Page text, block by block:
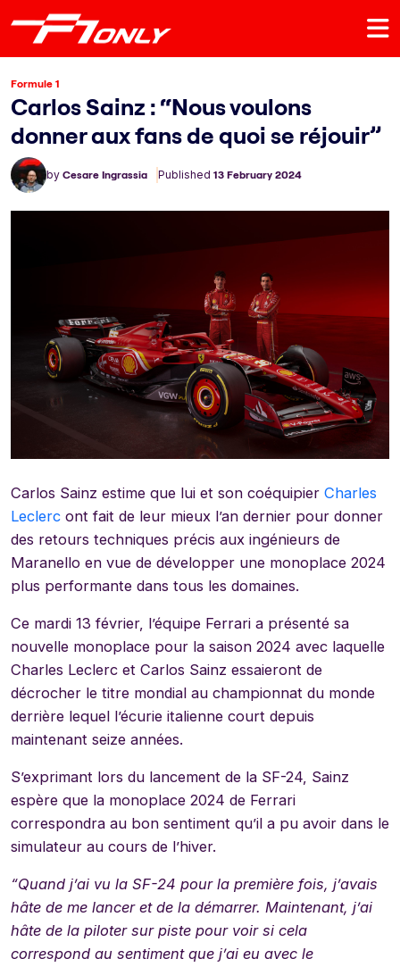
Formule 1
Carlos Sainz : “Nous voulons
donner aux fans de quoi se réjouir”
by Cesare Ingrassia Published 13 February 2024
Carlos Sainz estime que lui et son coéquipier Charles
Leclerc ont fait de leur mieux l’an dernier pour donner
des retours techniques précis aux ingénieurs de
Maranello en vue de développer une monoplace 2024
plus performante dans tous les domaines.
Ce mardi 13 février, l’équipe Ferrari a présenté sa
nouvelle monoplace pour la saison 2024 avec laquelle
Charles Leclerc et Carlos Sainz essaieront de
décrocher le titre mondial au championnat du monde
derrière lequel l’écurie italienne court depuis
maintenant seize années.
S’exprimant lors du lancement de la SF-24, Sainz
espère que la monoplace 2024 de Ferrari
correspondra au bon sentiment qu’il a pu avoir dans le
simulateur au cours de l’hiver.
“Quand j’ai vu la SF-24 pour la première fois, j’avais
hâte de me lancer et de la démarrer. Maintenant, j’ai
hâte de la piloter sur piste pour voir si cela
correspond au sentiment que j’ai eu avec le